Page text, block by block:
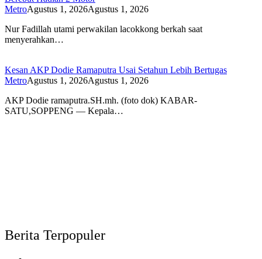
MetroAgustus 1, 2026Agustus 1, 2026
Nur Fadillah utami perwakilan lacokkong berkah saat
menyerahkan…
Kesan AKP Dodie Ramaputra Usai Setahun Lebih Bertugas
MetroAgustus 1, 2026Agustus 1, 2026
AKP Dodie ramaputra.SH.mh. (foto dok) KABAR-
SATU,SOPPENG — Kepala…
Berita Terpopuler